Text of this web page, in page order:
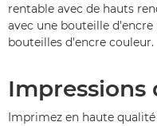
rentable avec de hauts
avec une bouteille
bouteilles d’encre couleur.
Impressions
Imprimez en haute